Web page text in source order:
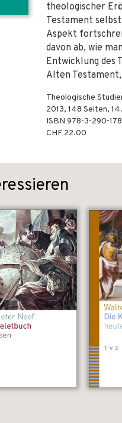
theologischer
Testament
Aspekt
davon ab, wie
Entwicklung des
Alten
Theologische
2013, 148 Seiten,
ISBN 978-3-290-
CHF 22.00